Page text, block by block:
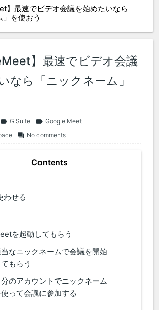
】最速でビデオ会議を始めたいなら
」を使おう
】最速でビデオ会議
なら「ニックネーム」
label G Suite label Google Meet
forum No comments
わせる
を起動してもらう
なニックネームで会議を開始
てもらう
分のアカウントでニックネーム
使って会議に参加する